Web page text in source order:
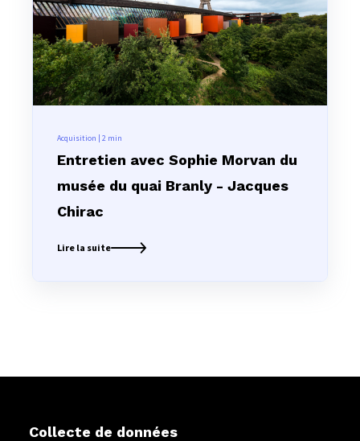
Acquisition | 2 min
Entretien avec Sophie Morvan du
musée du quai Branly - Jacques
Chirac
Lire la suite
Collecte de données